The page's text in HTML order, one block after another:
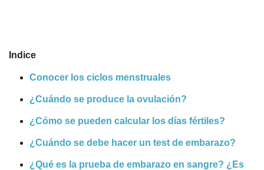
Indice
Conocer los ciclos menstruales
¿Cuándo se produce la ovulación?
¿Cómo se pueden calcular los días fértiles?
¿Cuándo se debe hacer un test de embarazo?
¿Qué es la prueba de embarazo en sangre? ¿Es